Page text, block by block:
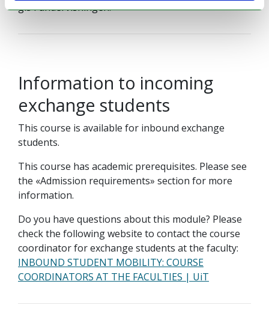
gis i undervisningen.
Information to incoming
exchange students
This course is available for inbound exchange
students.
This course has academic prerequisites. Please see
the «Admission requirements» section for more
information.
Do you have questions about this module? Please
check the following website to contact the course
coordinator for exchange students at the faculty:
INBOUND STUDENT MOBILITY: COURSE
COORDINATORS AT THE FACULTIES | UiT